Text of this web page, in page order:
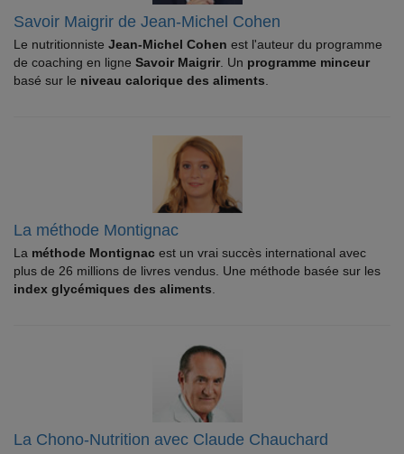
Savoir Maigrir de Jean-Michel Cohen
Le nutritionniste Jean-Michel Cohen est l'auteur du programme
de coaching en ligne Savoir Maigrir. Un programme minceur
basé sur le niveau calorique des aliments
La méthode Montignac
La méthode Montignac est un vrai succès international avec
plus de 26 millions de livres vendus. Une méthode basée sur les
index glycémiques des aliments.
La Chono-Nutrition avec Claude Chauchard